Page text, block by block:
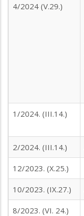
4/2024 (V.29.)
1/2024. (III.14.)
2/2024. (III.14.)
12/2023. (X.25.)
10/2023. (IX.27.)
8/2023. (VI. 24.)